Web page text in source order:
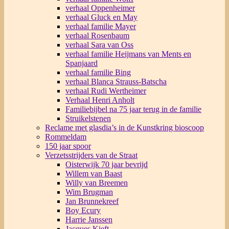
verhaal Oppenheimer
verhaal Gluck en May
verhaal familie Mayer
verhaal Rosenbaum
verhaal Sara van Oss
verhaal familie Heijmans van Ments en
Spanjaard
verhaal familie Bing
verhaal Blanca Strauss-Batscha
verhaal Rudi Wertheimer
Verhaal Henri Anholt
Familiebijbel na 75 jaar terug in de familie
Struikelstenen
Reclame met glasdia’s in de Kunstkring bioscoop
Rommeldam
150 jaar spoor
Verzetsstrijders van de Straat
Oisterwijk 70 jaar bevrijd
Willem van Baast
Willy van Breemen
Wim Brugman
Jan Brunnekreef
Boy Ecury
Harrie Janssen